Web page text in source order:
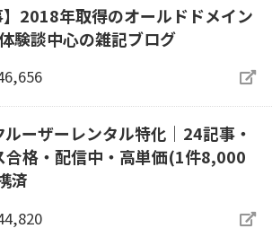
】2018年取得のオールドドメイン
験談中心の雑記ブログ
ルーザーレンタル特化｜24記事・
合格・配信中・高単価(1件8,000
済